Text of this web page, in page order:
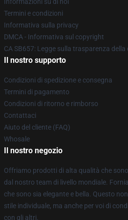
Termini e condizioni
Informativa sulla privacy
DMCA - Informativa sul copyright
CA SB657: Legge sulla trasparenza
Il nostro supporto
Condizioni di spedizione e consegna
Termini di pagamento
Condizioni di ritorno e rimborso
Contattaci
Aiuto del cliente (FAQ)
Whosale
Il nostro negozio
Offriamo prodotti di alta qualità che
dal nostro team di livello mondiale.
che sono sia elegante e bella. Questo
stile individuale, ma anche per voi di
con gli altri.